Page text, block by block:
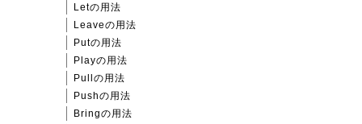
Letの用法
Leaveの用法
Putの用法
Playの用法
Pullの用法
Pushの用法
Bringの用法